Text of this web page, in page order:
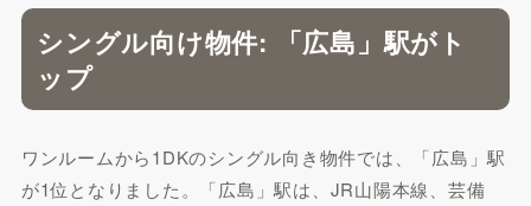
シングル向け物件: 「広島」駅がト
ップ
ワンルームから1DKのシングル向き物件では、「広島」駅
が1位となりました。「広島」駅は、JR山陽本線、芸備